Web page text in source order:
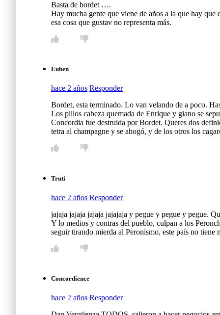
Basta de bordet ….
Hay mucha gente que viene de años a la que hay
esa cosa que gustav no representa más.
Euben
hace 2 años Responder
Bordet, esta terminado. Lo van velando de a poco.
Los pillos cabeza quemada de Enrique y giano se
Concordia fue destruida por Bordet. Queres dos
tetra al champagne y se ahogó, y de los otros los
Truti
hace 2 años Responder
jajaja jajaja jajaja jajajaja y pegue y pegue y pegue.
Y lo medios y contras del pueblo, culpan a los
seguir tirando mierda al Peronismo, este país no tiene
Concordience
hace 2 años Responder